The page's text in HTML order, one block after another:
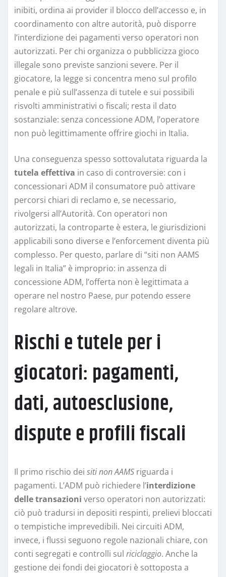
inibiti, ordina ai provider il blocco dell’accesso e, in
coordinamento con altre autorità, può disporre
l’interdizione dei pagamenti verso operatori non
autorizzati. Per chi organizza o pubblicizza gioco
illegale sono previste sanzioni severe. Per il
giocatore, la legge si concentra meno sul profilo
penale e più sull’assenza di tutele e sui possibili
risvolti amministrativi o fiscali; resta il dato
sostanziale: senza concessione ADM, l’operatore
non può legittimamente offrire giochi in Italia.
Una conseguenza spesso sottovalutata riguarda la
tutela effettiva in caso di controversie: con i
concessionari ADM il consumatore può attivare
percorsi chiari di reclamo e, se necessario,
rivolgersi all’Autorità. Con operatori non
autorizzati, la controparte è estera, le giurisdizioni
applicabili sono diverse e l’enforcement diventa più
complesso. Per questo, parlare di “siti non AAMS
legali in Italia” è improprio: in assenza di
concessione ADM, l’offerta non è legittimata a
operare nel nostro Paese, pur potendo essere
regolare altrove.
Rischi e tutele per i
giocatori: pagamenti,
dati, autoesclusione,
dispute e profili fiscali
Il primo rischio dei siti non AAMS riguarda i
pagamenti. L’ADM può richiedere l’interdizione
delle transazioni verso operatori non autorizzati:
ciò può tradursi in depositi respinti, prelievi bloccati
o tempistiche imprevedibili. Nei circuiti ADM,
invece, i flussi seguono regole nazionali chiare, con
conti segregati e controlli sul riciclaggio. Anche la
gestione dei fondi dei giocatori è sottoposta a